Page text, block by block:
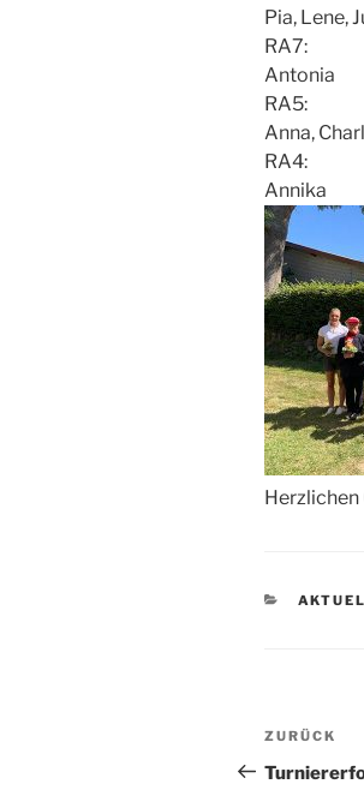
Pia, Lene,
RA7:
Antonia
RA5:
Anna,
RA4:
Annika
Herzlichen
Vorheriger
Beitrag
ZURÜCK